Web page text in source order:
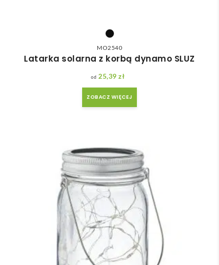
MO2540
Latarka solarna z korbą dynamo SLUZ
25,39zł
ZOBACZ WIĘCEJ